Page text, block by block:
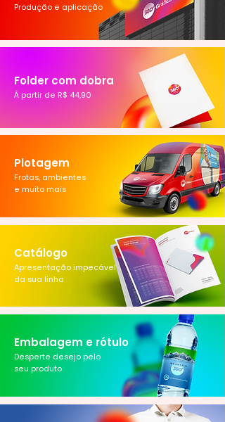
Produção e aplicação
À partir de R$ 44,90
Folder com dobra
Frotas, ambientes
e muito mais
Plotagem
Apresentação impecável
da sua linha
Catálogo
Desperte desejo pelo
seu produto
Embalagem e rótulo